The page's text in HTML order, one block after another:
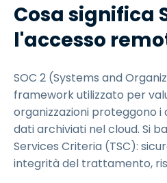
Cosa significa
l'accesso
SOC 2 (Systems and
framework utilizzato per
organizzazioni proteggono i
dati archiviati nel cloud. Si
Services Criteria (TSC):
integrità del trattamento,